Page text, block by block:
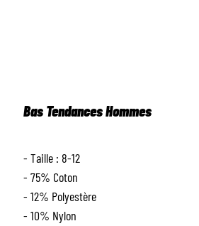
Bas Tendances Hommes
- Taille : 8-12
- 75% Coton
- 12% Polyestère
- 10% Nylon